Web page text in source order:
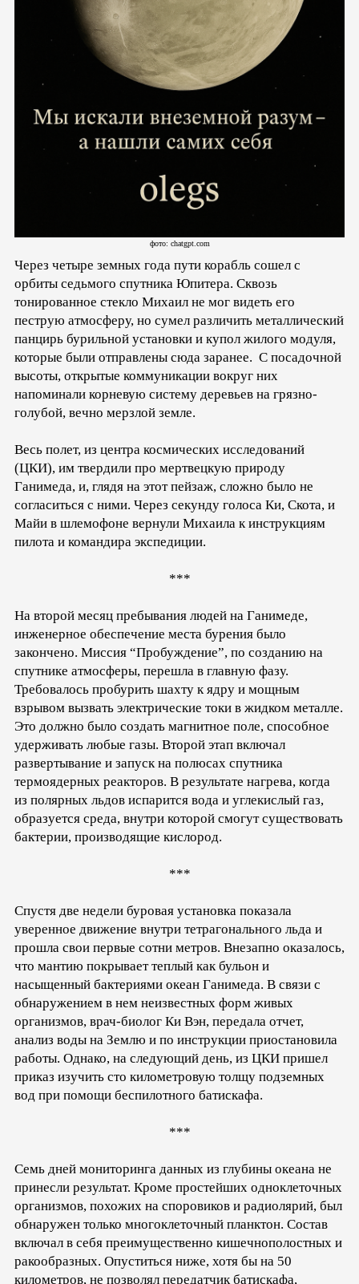
фото: chatgpt.com
Через четыре земных года пути корабль сошел с
орбиты седьмого спутника Юпитера. Сквозь
тонированное стекло Михаил не мог видеть его
пеструю атмосферу, но сумел различить металлический
панцирь бурильной установки и купол жилого модуля,
которые были отправлены сюда заранее. С посадочной
высоты, открытые коммуникации вокруг них
напоминали корневую систему деревьев на грязно-
голубой, вечно мерзлой земле.
Весь полет, из центра космических исследований
(ЦКИ), им твердили про мертвецкую природу
Ганимеда, и, глядя на этот пейзаж, сложно было не
согласиться с ними. Через секунду голоса Ки, Скота, и
Майи в шлемофоне вернули Михаила к инструкциям
пилота и командира экспедиции.
***
На второй месяц пребывания людей на Ганимеде,
инженерное обеспечение места бурения было
закончено. Миссия “Пробуждение”, по созданию на
спутнике атмосферы, перешла в главную фазу.
Требовалось пробурить шахту к ядру и мощным
взрывом вызвать электрические токи в жидком металле.
Это должно было создать магнитное поле, способное
удерживать любые газы. Второй этап включал
развертывание и запуск на полюсах спутника
термоядерных реакторов. В результате нагрева, когда
из полярных льдов испарится вода и углекислый газ,
образуется среда, внутри которой смогут существовать
бактерии, производящие кислород.
***
Спустя две недели буровая установка показала
уверенное движение внутри тетрагонального льда и
прошла свои первые сотни метров. Внезапно оказалось,
что мантию покрывает теплый как бульон и
насыщенный бактериями океан Ганимеда. В связи с
обнаружением в нем неизвестных форм живых
организмов, врач-биолог Ки Вэн, передала отчет,
анализ воды на Землю и по инструкции приостановила
работы. Однако, на следующий день, из ЦКИ пришел
приказ изучить сто километровую толщу подземных
вод при помощи беспилотного батискафа.
***
Семь дней мониторинга данных из глубины океана не
принесли результат. Кроме простейших одноклеточных
организмов, похожих на споровиков и радиолярий, был
обнаружен только многоклеточный планктон. Состав
включал в себя преимущественно кишечнополостных и
ракообразных. Опуститься ниже, хотя бы на 50
километров, не позволял передатчик батискафа,